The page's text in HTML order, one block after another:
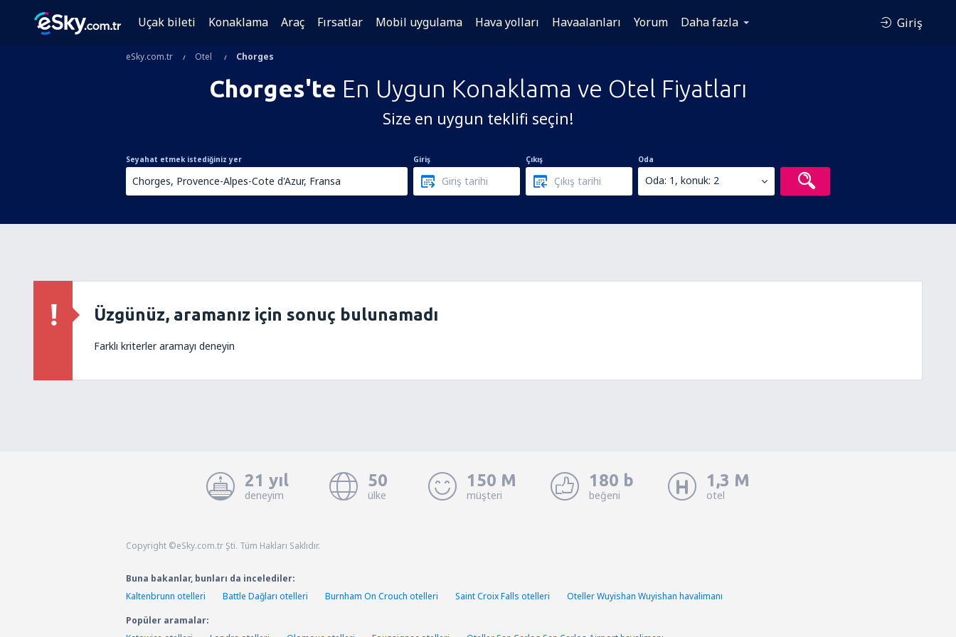
Uçak bileti Konaklama Araç Fırsatlar Mobil uygulama Hava yolları Havaalanları Yorum Daha fazla Giriş
eSky.com.tr Otel Chorges
Chorges'te En Uygun Konaklama ve Otel Fiyatları
Size en uygun teklifi seçin!
Seyahat etmek istediğiniz yer Giriş Çıkış Oda
Oda: 1, konuk: 2
Üzgünüz, aramanız için sonuç bulunamadı
Farklı kriterler aramayı deneyin
21 yıl
deneyim
50
ülke
150 M
müşteri
180 b
beğeni
1,3 M
otel
Copyright ©eSky.com.tr Şti. Tüm Hakları Saklıdır.
Buna bakanlar, bunları da incelediler:
Kaltenbrunn otelleri
Battle Dağları otelleri Burnham On Crouch otelleri Saint Croix Falls otelleri
Oteller Wuyishan Wuyishan havalimanı
Popüler aramalar: